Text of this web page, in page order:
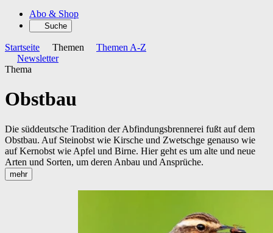
Abo & Shop
Suche
Startseite Themen
Themen A-Z
Newsletter
Thema
Obstbau
Die süddeutsche Tradition der Abfindungsbrennerei fußt auf dem
Obstbau. Auf Steinobst wie Kirsche und Zwetschge genauso wie
auf Kernobst wie Apfel und Birne. Hier geht es um alte und neue
Arten und Sorten, um deren Anbau und Ansprüche.
mehr